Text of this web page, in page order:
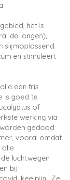
het is
de longen),
slijmoplossend.
en stimuleert
een fris
is goed te
of
werking via
gedood
vooral omdat
olie
luchtwegen
bij